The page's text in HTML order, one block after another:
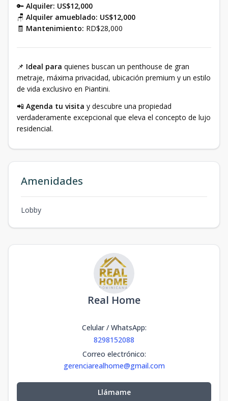
🔑 Alquiler: US$12,000
🪑 Alquiler amueblado: US$12,000
🧾 Mantenimiento: RD$28,000
📌 Ideal para quienes buscan un penthouse de gran
metraje, máxima privacidad, ubicación premium y un estilo
de vida exclusivo en Piantini.
📲 Agenda tu visita y descubre una propiedad
verdaderamente excepcional que eleva el concepto de lujo
residencial.
Amenidades
Lobby
Real Home
Celular / WhatsApp:
8298152088
Correo electrónico:
gerenciarealhome@gmail.com
Llámame